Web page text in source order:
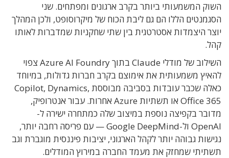
השוק המשמעותי ביותר בקרב ארגונים ומפתחים. שני
הסגמנטים הללו הם גם ליבת הכוח של מיקרוסופט, ולכן המהלך
יוצר היצמדות אסטרטגית בין שתי שחקניות שמדברות לאותו
קהל.
השילוב של מודלי Claude בתוך Azure AI Foundry צפוי
להאיץ משמעותית את אימוצם בקרב חברות גדולות, במיוחד
כאלה שכבר עובדות בסביבה מבוססת Copilot, Dynamics,
Office 365 או תשתיות Azure אחרות. עבור אנטרופיק,
מדובר בקפיצה נוספת במיצוב שלה כמתחרה ישירה ל-
OpenAI ול-Google DeepMind — עם פריסה רחבה יותר,
נגישות גבוהה יותר לקהל הארגוני, יציבות פיננסית מוגברת וגב
תשתיתי שמחזק את מעמד החברה במירוץ המודלים.